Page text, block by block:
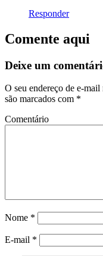
Responder
Comente aqui
Deixe um
O seu endereço de e-
são marcados com *
Comentário
Nome *
E-mail *